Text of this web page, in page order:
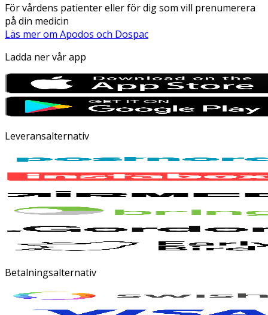
För vårdens patienter eller för dig som vill prenumerera
på din medicin
Läs mer om Apodos och Dospac
Ladda ner vår app
Leveransalternativ
Betalningsalternativ